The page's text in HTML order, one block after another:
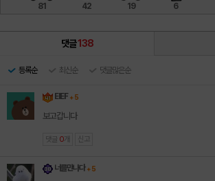
81 42 19 6
댓글138
등록순 최신순 댓글많은순
EIEF + 5
보고갑니다
댓글 0 개 신고
너를만나다 + 5